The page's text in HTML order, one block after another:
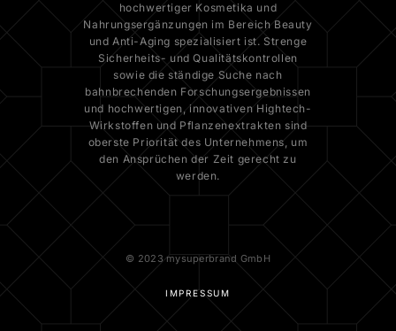
hochwertiger Kosmetika und
Nahrungsergänzungen im Bereich Beauty
und Anti-Aging spezialisiert ist. Strenge
Sicherheits- und Qualitätskontrollen
sowie die ständige Suche nach
bahnbrechenden Forschungsergebnissen
und hochwertigen, innovativen Hightech-
Wirkstoffen und Pflanzenextrakten sind
oberste Priorität des Unternehmens, um
den Ansprüchen der Zeit gerecht zu
werden.
© 2023 mysuperbrand GmbH
IMPRESSUM